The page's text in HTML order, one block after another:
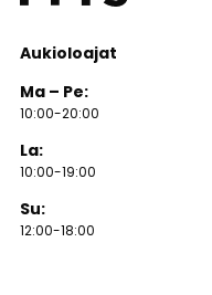
Aukioloajat
Ma – Pe:
10:00-20:00
La:
10:00-19:00
Su:
12:00-18:00